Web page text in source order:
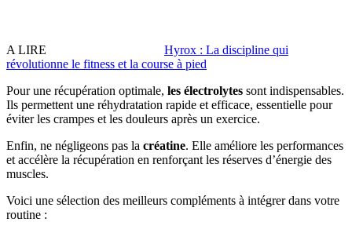
A LIRE
Hyrox : La discipline qui
révolutionne le fitness et la course à pied
Pour une récupération optimale, les électrolytes sont indispensables.
Ils permettent une réhydratation rapide et efficace, essentielle pour
éviter les crampes et les douleurs après un exercice.
Enfin, ne négligeons pas la créatine. Elle améliore les performances
et accélère la récupération en renforçant les réserves d’énergie des
muscles.
Voici une sélection des meilleurs compléments à intégrer dans votre
routine :